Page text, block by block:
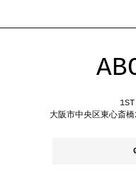
大阪市中央区東心斎